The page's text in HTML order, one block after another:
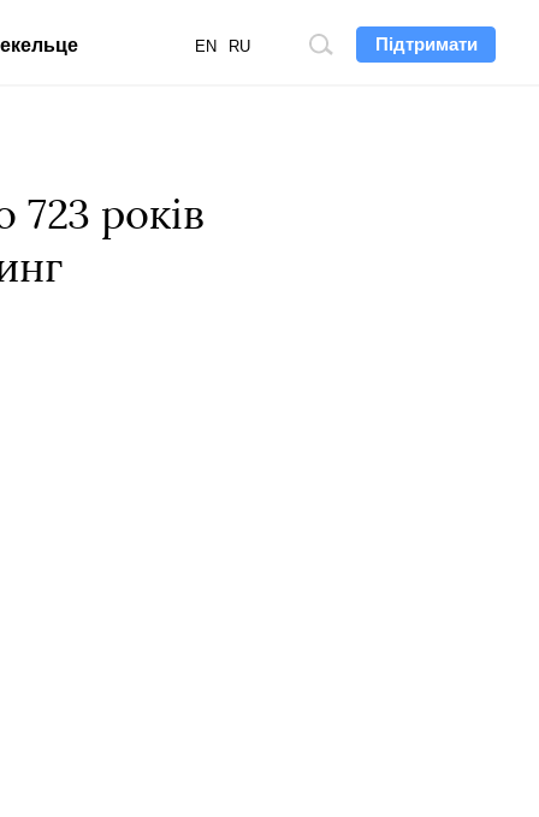
Підтримати
Пошук
EN RU
723 років